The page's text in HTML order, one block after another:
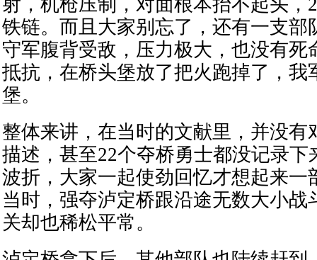
射，机枪压制，对面根本抬不起头，
铁链。而且大家别忘了，还有一支部
守军腹背受敌，压力极大，也没有死
抵抗，在桥头堡放了把火跑掉了，我
堡。
整体来讲，在当时的文献里，并没有
描述，甚至22个夺桥勇士都没记录下
波折，大家一起使劲回忆才想起来一
当时，强夺泸定桥跟沿途无数大小战
关却也稀松平常。